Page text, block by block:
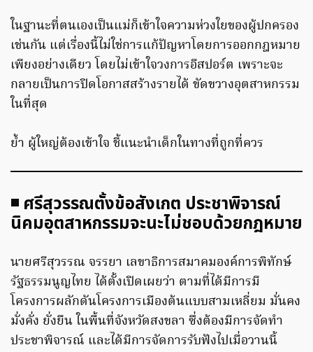
ในฐานะที่ตนเองเป็นแม่ก็เข้าใจความห่วงใยของผู้ปกครอง
เช่นกัน แต่เรื่องนี้ไม่ใช่การแก้ปัญหาโดยการออกกฎหมาย
เพียงอย่างเดียว โดยไม่เข้าใจวงการอีสปอร์ต เพราะจะ
กลายเป็นการปิดโอกาสสร้างรายได้ ขัดขวางอุตสาหกรรม
ในที่สุด
ย้ำ ผู้ใหญ่ต้องเข้าใจ ชี้แนะนำเด็กในทางที่ถูกที่ควร
◾ ศรีสุวรรณตั้งข้อสังเกต ประชาพิจารณ์
นิคมอุตสาหกรรมจะนะไม่ชอบด้วยกฎหมาย
นายศรีสุวรรณ จรรยา เลขาธิการสมาคมองค์การพิทักษ์
รัฐธรรมนูญไทย ได้ตั้งเปิดเผยว่า ตามที่ได้มีการมี
โครงการผลักดันโครงการเมืองต้นแบบสามเหลี่ยม มั่นคง
มั่งคั่ง ยั่งยืน ในพื้นที่จังหวัดสงขลา ซึ่งต้องมีการจัดทำ
ประชาพิจารณ์ และได้มีการจัดการรับฟังไปเมื่อวานนี้